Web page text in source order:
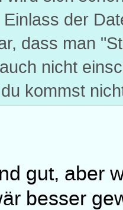
der
dass man
nicht
kommst
gut, aber
besser